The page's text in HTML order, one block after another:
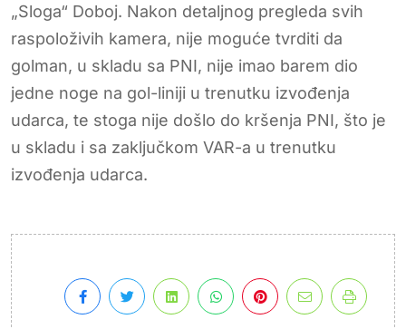
„Sloga“ Doboj. Nakon detaljnog pregleda svih
raspoloživih kamera, nije moguće tvrditi da
golman, u skladu sa PNI, nije imao barem dio
jedne noge na gol-liniji u trenutku izvođenja
udarca, te stoga nije došlo do kršenja PNI, što je
u skladu i sa zaključkom VAR-a u trenutku
izvođenja udarca.